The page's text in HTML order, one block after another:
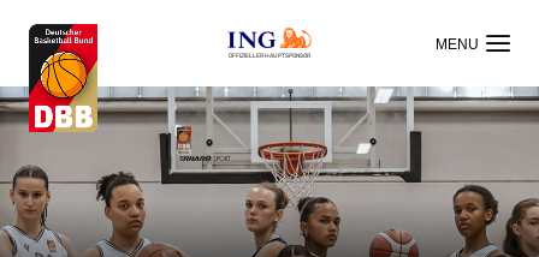
OFFIZIELLER HAUPTSPONSOR